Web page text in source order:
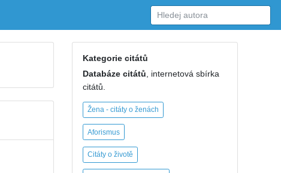
Kategorie citátů
Databáze citátů , internetová sbírka
citátů.
Žena - citáty o ženách
Aforismus
Citáty o životě